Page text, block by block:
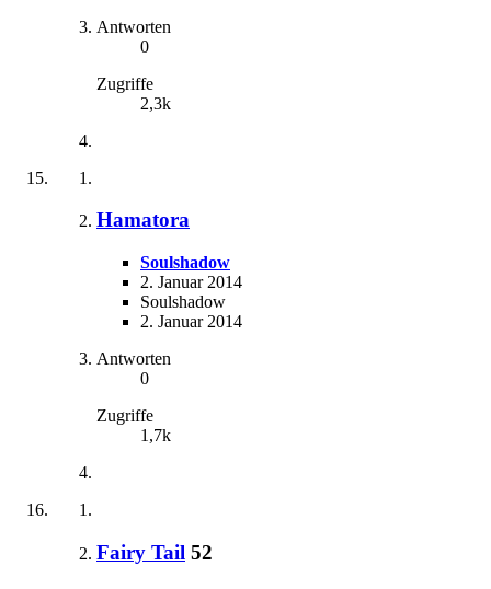
Antworten
0
Zugriffe
2,3k
Hamatora
Soulshadow
2. Januar 2014
Soulshadow
2. Januar 2014
Antworten
0
Zugriffe
1,7k
Fairy Tail 52